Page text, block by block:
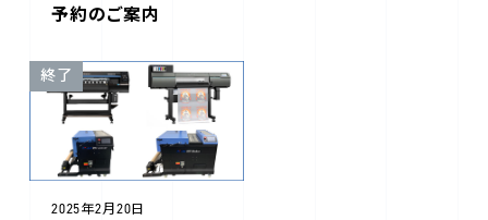
予約のご案内
終了
2025年2月20日